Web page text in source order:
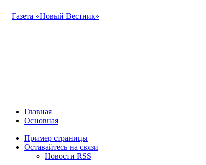
Газета «Новый Вестник»
Главная
Основная
Пример страницы
Оставайтесь на связи
Новости RSS